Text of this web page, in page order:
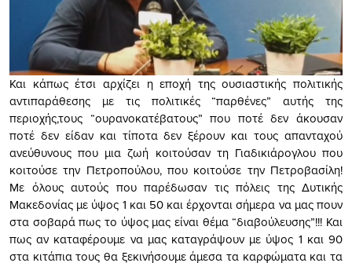
Και κάπως έτσι αρχίζει η εποχή της ουσιαστικής πολιτικής
αντιπαράθεσης με τις πολιτικές “παρθένες” αυτής της
περιοχής,τους “ουρανοκατέβατους” που ποτέ δεν άκουσαν
ποτέ δεν είδαν και τίποτα δεν ξέρουν και τους απανταχού
ανεύθυνους που μια ζωή κοιτούσαν τη Γιαδικιάρογλου που
κοιτούσε την Πετροπούλου, που κοιτούσε την Πετροβασίλη!
Με όλους αυτούς που παρέδωσαν τις πόλεις της Δυτικής
Μακεδονίας με ύψος 1 και 50 και έρχονται σήμερα να μας πουν
στα σοβαρά πως το ύψος μας είναι θέμα “διαβούλευσης”!!! Και
πως αν καταφέρουμε να μας καταγράψουν με ύψος 1 και 90
στα κιτάπια τους θα ξεκινήσουμε άμεσα τα καρφώματα και τα